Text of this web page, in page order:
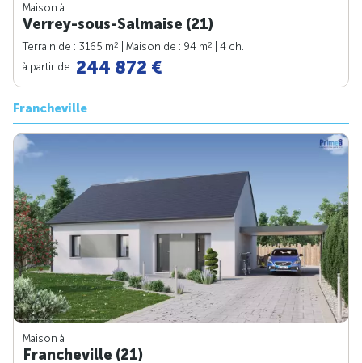
Maison à
Verrey-sous-Salmaise (21)
Terrain de : 3165 m2 | Maison de : 94 m2
| 4 ch.
à partir de 244 872 €
Francheville
Maison à
Francheville (21)